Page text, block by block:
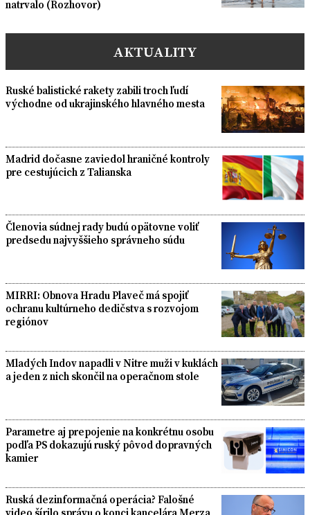
natrvalo (Rozhovor)
AKTUALITY
Ruské balistické rakety zabili troch ľudí
východne od ukrajinského hlavného mesta
Madrid dočasne zaviedol hraničné kontroly
pre cestujúcich z Talianska
Členovia súdnej rady budú opätovne voliť
predsedu najvyššieho správneho súdu
MIRRI: Obnova Hradu Plaveč má spojiť
ochranu kultúrneho dedičstva s rozvojom
regiónov
Mladých Indov napadli v Nitre muži v kuklách
a jeden z nich skončil na operačnom stole
Parametre aj prepojenie na konkrétnu osobu
podľa PS dokazujú ruský pôvod dopravných
kamier
Ruská dezinformačná operácia? Falošné